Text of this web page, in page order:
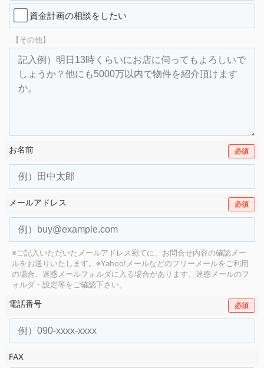
資金計画の相談をしたい
【その他】
お名前 必須
メールアドレス 必須
※ご記入いただいたメールアドレス宛てに、お問合せ内容の確認メー
ルをお送りいたします。 ※Yahoo!メールなどのフリーメールをご利用
の場合、迷惑メールフォルダに入る場合があります。 迷惑メールのフ
ォルダ・設定等をご確認下さい。
電話番号 必須
FAX